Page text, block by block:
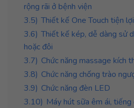
rộng rãi ở bệnh viện
3.5) Thiết kế One Touch tiện lợi
3.6) Thiết kế kép, dễ dàng sử
hoặc đôi
3.7) Chức năng massage kích
3.8) Chức năng chống trào
3.9) Chức năng đèn LED
3.10) Máy hút sữa êm ái, tiếng